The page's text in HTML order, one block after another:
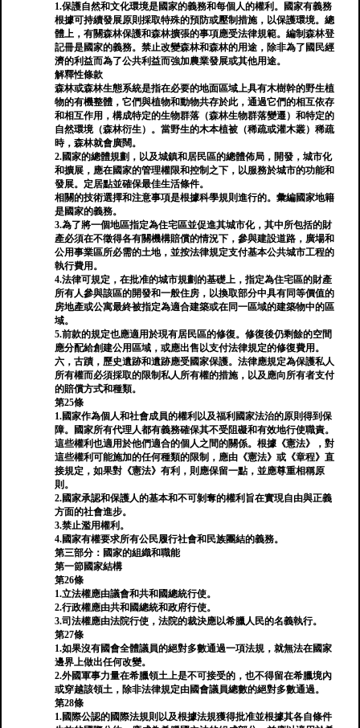
1.保護自然和文化環境是國家的義務和每個人的權利。國家有義務
根據可持續發展原則採取特殊的預防或壓制措施，以保護環境。總
體上，有關森林保護和森林擴張的事項應受法律規範。編制森林登
記冊是國家的義務。禁止改變森林和森林的用途，除非為了國民經
濟的利益而為了公共利益而強加農業發展或其他用途。
解釋性條款
森林或森林生態系統是指在必要的地面區域上具有木樹幹的野生植
物的有機整體，它們與植物和動物共存於此，通過它們的相互依存
和相互作用，構成特定的生物群落（森林生物群落變遷）和特定的
自然環境（森林衍生）。當野生的木本植被（稀疏或灌木叢）稀疏
時，森林就會廣闊。
2.國家的總體規劃，以及城鎮和居民區的總體佈局，開發，城市化
和擴展，應在國家的管理權限和控制之下，以服務於城市的功能和
發展。定居點並確保最佳生活條件。
相關的技術選擇和注意事項是根據科學規則進行的。彙編國家地籍
是國家的義務。
3.為了將一個地區指定為住宅區並促進其城市化，其中所包括的財
產必須在不徵得各有關機構賠償的情況下，參與建設道路，廣場和
公用事業區所必需的土地，並按法律規定支付基本公共城市工程的
執行費用。
4.法律可規定，在批准的城市規劃的基礎上，指定為住宅區的財產
所有人參與該區的開發和一般住房，以換取部分中具有同等價值的
房地產或公寓最終被指定為適合建築或在同一區域的建築物中的區
域。
5.前款的規定也應適用於現有居民區的修復。修復後仍剩餘的空間
應分配給創建公用區域，或應出售以支付法律規定的修復費用。
六，古蹟，歷史遺跡和遺跡應受國家保護。法律應規定為保護私人
所有權而必須採取的限制私人所有權的措施，以及應向所有者支付
的賠償方式和種類。
第25條
1.國家作為個人和社會成員的權利以及福利國家法治的原則得到保
障。國家所有代理人都有義務確保其不受阻礙和有效地行使職責。
這些權利也適用於他們適合的個人之間的關係。根據《憲法》，對
這些權利可能施加的任何種類的限制，應由《憲法》或《章程》直
接規定，如果對《憲法》有利，則應保留一點，並應尊重相稱原
則。
2.國家承認和保護人的基本和不可剝奪的權利旨在實現自由與正義
方面的社會進步。
3.禁止濫用權利。
4.國家有權要求所有公民履行社會和民族團結的義務。
第三部分：國家的組織和職能
第一節國家結構
第26條
1.立法權應由議會和共和國總統行使。
2.行政權應由共和國總統和政府行使。
3.司法權應由法院行使，法院的裁決應以希臘人民的名義執行。
第27條
1.如果沒有國會全體議員的絕對多數通過一項法規，就無法在國家
邊界上做出任何改變。
2.外國軍事力量在希臘領土上是不可接受的，也不得留在希臘境內
或穿越該領土，除非法律規定由國會議員總數的絕對多數通過。
第28條
1.國際公認的國際法規則以及根據法規獲得批准並根據其各自條件